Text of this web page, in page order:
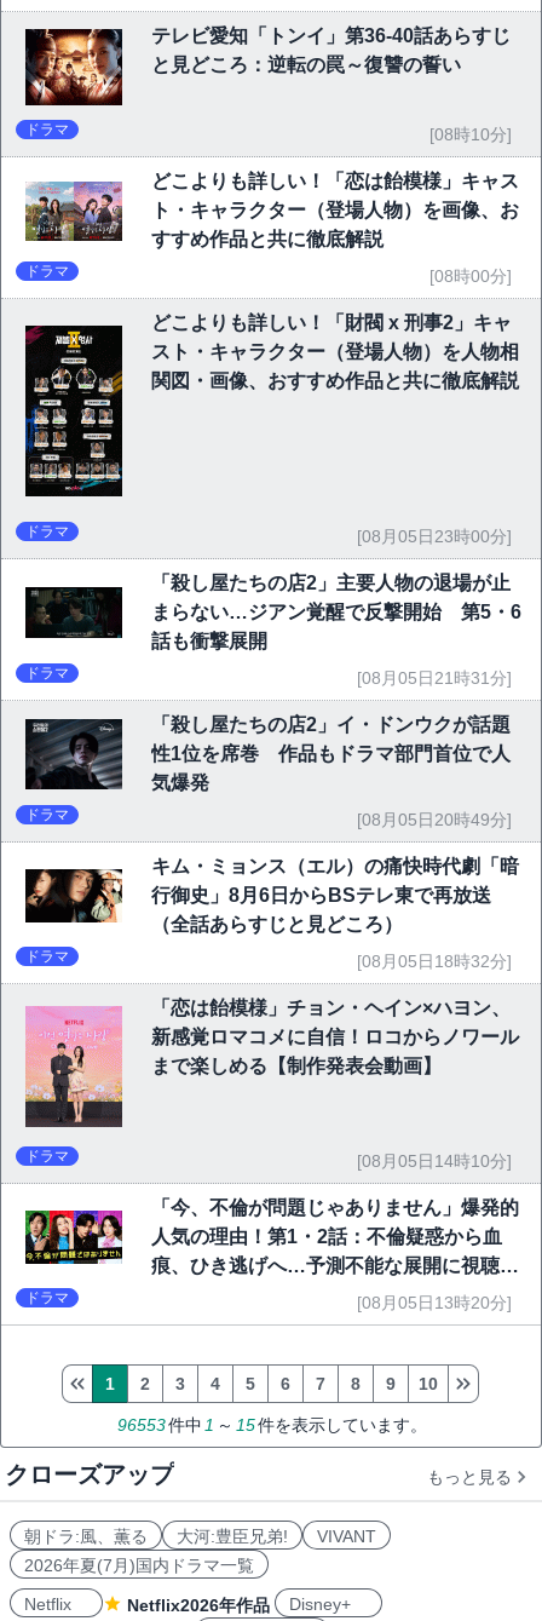
テレビ愛知「トンイ」第36-40話あらすじ
と見どころ：逆転の罠～復讐の誓い
ドラマ [08時10分]
どこよりも詳しい！「恋は飴模様」キャス
ト・キャラクター（登場人物）を画像、お
すすめ作品と共に徹底解説
ドラマ [08時00分]
どこよりも詳しい！「財閥 x 刑事2」キャ
スト・キャラクター（登場人物）を人物相
関図・画像、おすすめ作品と共に徹底解説
ドラマ [08月05日23時00分]
「殺し屋たちの店2」主要人物の退場が止
まらない…ジアン覚醒で反撃開始 第5・6
話も衝撃展開
ドラマ [08月05日21時31分]
「殺し屋たちの店2」イ・ドンウクが話題
性1位を席巻 作品もドラマ部門首位で人
気爆発
ドラマ [08月05日20時49分]
キム・ミョンス（エル）の痛快時代劇「暗
行御史」8月6日からBSテレ東で再放送
（全話あらすじと見どころ）
ドラマ [08月05日18時32分]
「恋は飴模様」チョン・ヘイン×ハヨン、
新感覚ロマコメに自信！ロコからノワール
まで楽しめる【制作発表会動画】
ドラマ [08月05日14時10分]
「今、不倫が問題じゃありません」爆発的
人気の理由！第1・2話：不倫疑惑から血
痕、ひき逃げへ…予測不能な展開に視聴者
ドラマ [08月05日13時20分]
96553件中 1 ～ 15件を表示しています。
1 2 3 4 5 6 7 8 9 10
クローズアップ もっと見る
朝ドラ:風、薫る 大河:豊臣兄弟!
VIVANT
2026年夏(7月)国内ドラマ一覧
Netflix
Netflix2026年作品
Disney+